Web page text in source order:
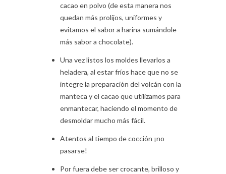
cacao en polvo (de esta manera nos
quedan más prolijos, uniformes y
evitamos el sabor a harina sumándole
más sabor a chocolate).
Una vez listos los moldes llevarlos a
heladera, al estar fríos hace que no se
integre la preparación del volcán con la
manteca y el cacao que utilizamos para
enmantecar, haciendo el momento de
desmoldar mucho más fácil.
Atentos al tiempo de cocción ¡no
pasarse!
Por fuera debe ser crocante, brilloso y